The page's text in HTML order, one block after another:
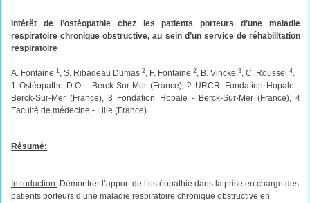
Intérêt de l’ostéopathie chez les patients porteurs d’une maladie
respiratoire chronique obstructive, au sein d’un service de réhabilitation
respiratoire
A. Fontaine1 , S. Ribadeau Dumas2, F. Fontaine2, B. Vincke3, C. Roussel4.
1 Ostéopathe D.O. - Berck-Sur-Mer (France), 2 URCR, Fondation Hopale -
Berck-Sur-Mer (France), 3 Fondation Hopale - Berck-Sur-Mer (France), 4
Faculté de médecine - Lille (France).
Résumé:
Introduction: Démontrer l’apport de l’ostéopathie dans la prise en charge des
patients porteurs d’une maladie respiratoire chronique obstructive en